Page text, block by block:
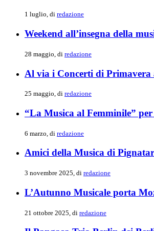
1 luglio, di redazione
Weekend all’insegna della
28 maggio, di redazione
Al via i Concerti di Primavera
25 maggio, di redazione
“La Musica al Femminile”
6 marzo, di redazione
Amici della Musica di
3 novembre 2025, di redazione
L’Autunno Musicale porta
21 ottobre 2025, di redazione